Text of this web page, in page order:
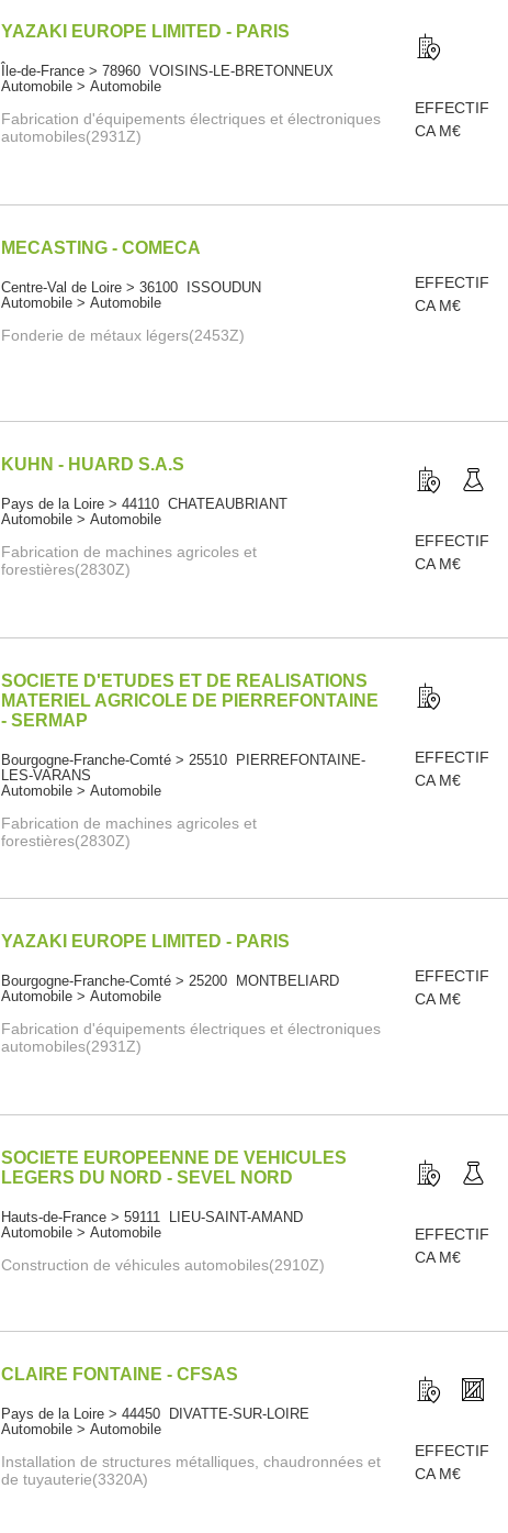
YAZAKI EUROPE LIMITED - PARIS
Île-de-France > 78960 VOISINS-LE-BRETONNEUX
Automobile > Automobile
Fabrication d'équipements électriques et électroniques
automobiles(2931Z)
EFFECTIF
CA M€
MECASTING - COMECA
Centre-Val de Loire > 36100 ISSOUDUN
Automobile > Automobile
Fonderie de métaux légers(2453Z)
EFFECTIF
CA M€
KUHN - HUARD S.A.S
Pays de la Loire > 44110 CHATEAUBRIANT
Automobile > Automobile
Fabrication de machines agricoles et
forestières(2830Z)
EFFECTIF
CA M€
SOCIETE D'ETUDES ET DE REALISATIONS
MATERIEL AGRICOLE DE PIERREFONTAINE
- SERMAP
Bourgogne-Franche-Comté > 25510 PIERREFONTAINE-
LES-VARANS
Automobile > Automobile
Fabrication de machines agricoles et
forestières(2830Z)
EFFECTIF
CA M€
YAZAKI EUROPE LIMITED - PARIS
Bourgogne-Franche-Comté > 25200 MONTBELIARD
Automobile > Automobile
Fabrication d'équipements électriques et électroniques
automobiles(2931Z)
EFFECTIF
CA M€
SOCIETE EUROPEENNE DE VEHICULES
LEGERS DU NORD - SEVEL NORD
Hauts-de-France > 59111 LIEU-SAINT-AMAND
Automobile > Automobile
Construction de véhicules automobiles(2910Z)
EFFECTIF
CA M€
CLAIRE FONTAINE - CFSAS
Pays de la Loire > 44450 DIVATTE-SUR-LOIRE
Automobile > Automobile
Installation de structures métalliques, chaudronnées et
de tuyauterie(3320A)
EFFECTIF
CA M€